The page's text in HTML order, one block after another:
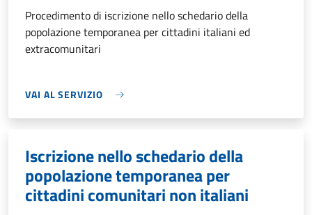
Procedimento di iscrizione nello schedario della
popolazione temporanea per cittadini italiani ed
extracomunitari
VAI AL SERVIZIO
Iscrizione nello schedario della
popolazione temporanea per
cittadini comunitari non italiani